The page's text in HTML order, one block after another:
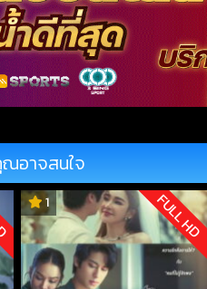
ณอาจสนใจ
1 FULL HD